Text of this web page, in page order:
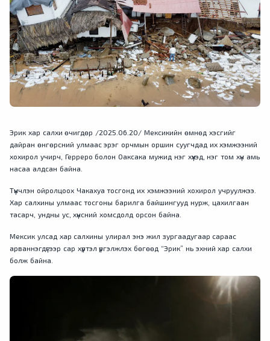
Эрик хар салхи өчигдөр /2025.06.20/ Мексикийн өмнөд хэсгийг
дайран өнгөрсний улмаас эрэг орчмын оршин суугчдад их хэмжээний
хохирол учирч, Герреро болон Оаксака мужид нэг хүүхэд, нэг том хүн амь
насаа алдсан байна.
Түүнчлэн ойролцоох Чакахуа тосгонд их хэмжээний хохирол учруулжээ.
Хар салхины улмаас тосгоны барилга байшингууд нурж, цахилгаан
тасарч, ундны ус, хүнсний хомсдолд орсон байна.
Мексик улсад хар салхины улирал энэ жил зургаадугаар сараас
арваннэгдүгээр сар хүртэл үргэлжлэх бөгөөд “Эрик” нь эхний хар салхи
болж байна.